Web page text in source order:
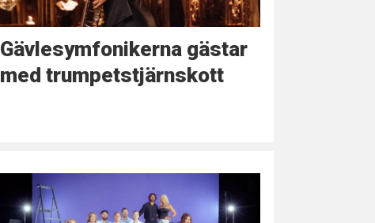
Gävlesymfonikerna gästar
med trumpetstjärnskott